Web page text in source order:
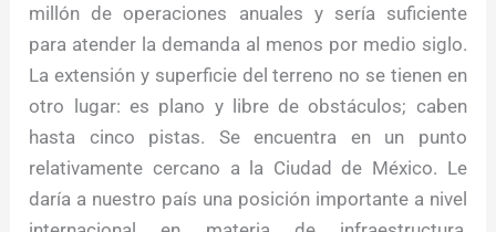
millón de operaciones anuales y sería suficiente
para atender la demanda al menos por medio siglo.
La extensión y superficie del terreno no se tienen en
otro lugar: es plano y libre de obstáculos; caben
hasta cinco pistas. Se encuentra en un punto
relativamente cercano a la Ciudad de México. Le
daría a nuestro país una posición importante a nivel